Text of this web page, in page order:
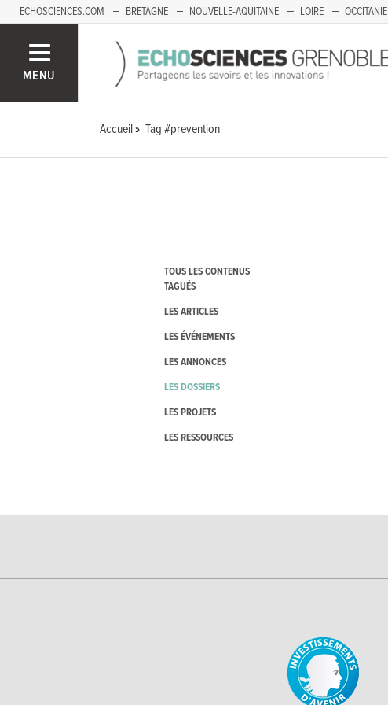
ECHOSCIENCES.COM BRETAGNE NOUVELLE-AQUITAINE LOIRE OCCITANIE
MENU
Accueil Tag #prevention
TOUS LES CONTENUS
TAGUÉS
LES ARTICLES
LES ÉVÉNEMENTS
LES ANNONCES
LES DOSSIERS
LES PROJETS
LES RESSOURCES